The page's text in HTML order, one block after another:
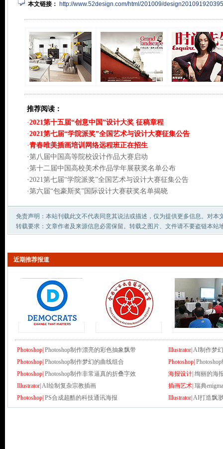
本文链接：
http://www.52design.com/html/201009/
推荐阅读：
·2021第十五届“创意中国”设计大奖 征稿章程
·2021第七届“学院派奖”全国艺术与设计大赛征集公告
·青春唯美插画培训网络远程班正在招生
·第八届中国高等院校设计作品大赛启动
·第十二届中国高校美术作品学年展获奖名单公布
·2021第七届“学院派奖”全国艺术与设计大赛征集公告
·第六届“包豪斯奖”国际设计大赛获奖名单揭晓
免责声明：本站刊载此文不代表同意其说法或描述，仅为提供更多信息。对本
转载要求：文章作者及来源信息必需保留。转载之图片、文件请不要盗链本站
近期推荐报道
Photoshop| Photoshop制作漂亮的彩色抽象飘带 Illustrator| AI制作梦
Photoshop| Photoshop制作梦幻的曲线组合 Photoshop|
Photoshop| Photoshop制作非常逼真的折叠字效 海报设计| 绚丽的海
Illustrator| AI绘制复杂宗教插画 插画艺术| 瑞典
Photoshop| PS合成超酷的科技通讯海报 Illustrator| AI打造飘